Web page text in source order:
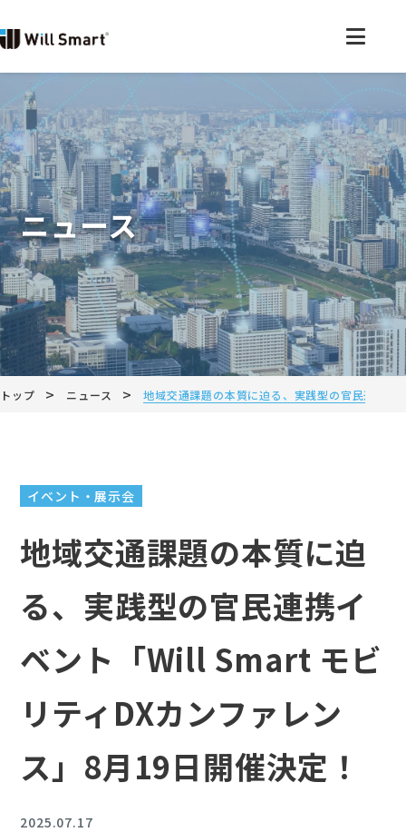
ニュース
トップ > ニュース > 地域交通課題の本質に迫る、実践型の官民連携
イベント・展示会
地域交通課題の本質に迫
る、実践型の官民連携イ
ベント「Will Smart モビ
リティDXカンファレン
ス」8月19日開催決定！
2025.07.17